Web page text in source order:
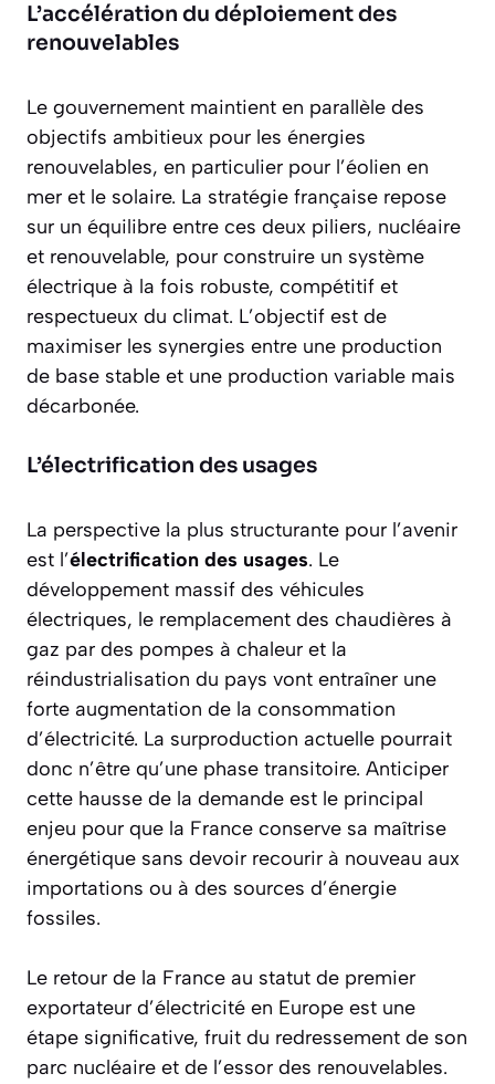
L’accélération du déploiement des
renouvelables
Le gouvernement maintient en parallèle des
objectifs ambitieux pour les énergies
renouvelables, en particulier pour l’éolien en
mer et le solaire. La stratégie française repose
sur un équilibre entre ces deux piliers, nucléaire
et renouvelable, pour construire un système
électrique à la fois robuste, compétitif et
respectueux du climat. L’objectif est de
maximiser les synergies entre une production
de base stable et une production variable mais
décarbonée.
L’électrification des usages
La perspective la plus structurante pour l’avenir
est l’électrification des usages. Le
développement massif des véhicules
électriques, le remplacement des chaudières à
gaz par des pompes à chaleur et la
réindustrialisation du pays vont entraîner une
forte augmentation de la consommation
d’électricité. La surproduction actuelle pourrait
donc n’être qu’une phase transitoire. Anticiper
cette hausse de la demande est le principal
enjeu pour que la France conserve sa maîtrise
énergétique sans devoir recourir à nouveau aux
importations ou à des sources d’énergie
fossiles.
Le retour de la France au statut de premier
exportateur d’électricité en Europe est une
étape significative, fruit du redressement de son
parc nucléaire et de l’essor des renouvelables.